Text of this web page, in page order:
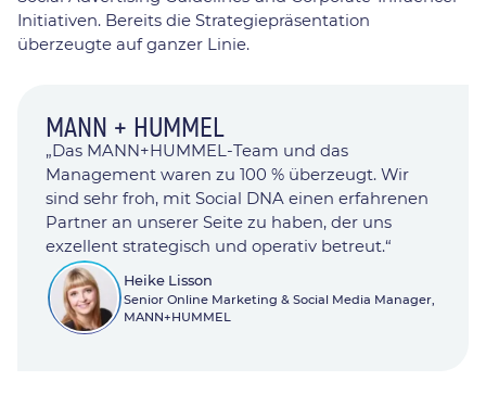
Initiativen. Bereits die Strategiepräsentation
überzeugte auf ganzer Linie.
MANN + HUMMEL
„Das MANN+HUMMEL-Team und das
Management waren zu 100 % überzeugt. Wir
sind sehr froh, mit Social DNA einen erfahrenen
Partner an unserer Seite zu haben, der uns
exzellent strategisch und operativ betreut.“
Heike Lisson
Senior Online Marketing & Social Media Manager,
MANN+HUMMEL